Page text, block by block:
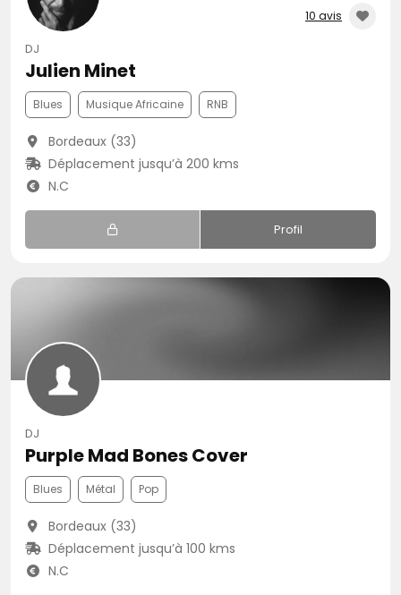
10 avis
DJ
Julien Minet
Blues Musique Africaine RNB
Bordeaux (33)
Déplacement jusqu’à 200 kms
N.C
Profil
DJ
Purple Mad Bones Cover
Blues Métal Pop
Bordeaux (33)
Déplacement jusqu’à 100 kms
N.C